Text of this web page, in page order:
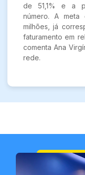
de 51,1% e a
número. A meta
milhões, já
faturamento em
comenta Ana
rede.